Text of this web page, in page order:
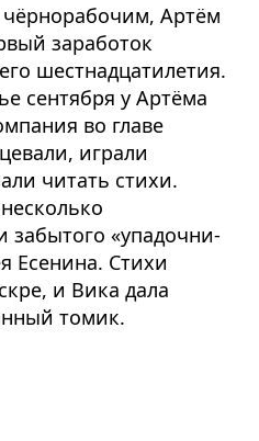
чёрнорабочим, Артём
заработок
шестнадца­тилетия.
сентября у Артёма
во главе
играли
читать стихи.
забытого «упадочни­
Есенина. Стихи
и Вика дала
томик.